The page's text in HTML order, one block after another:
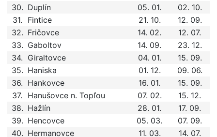
30. Duplín 05. 01.
02. 10.
31.
Fintice 21. 10.
12. 09.
32. Fričovce 14. 02.
12. 07.
33. Gaboltov 14. 09.
23. 12.
34. Giraltovce 04. 01.
15. 09.
35. Haniska 01. 12.
09. 06.
36. Hankovce 16. 01.
15. 09.
37.
Hanušovce n. Topľou 07. 02.
15. 12.
38. Hažlín 28. 01.
17. 09.
39. Hencovce 05. 03.
07. 09.
40. Hermanovce 11. 03.
14. 07.